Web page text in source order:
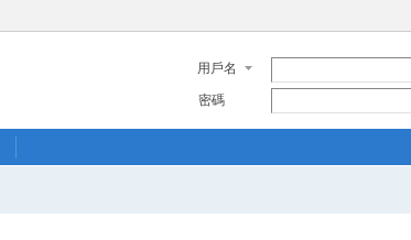
用戶名
密碼